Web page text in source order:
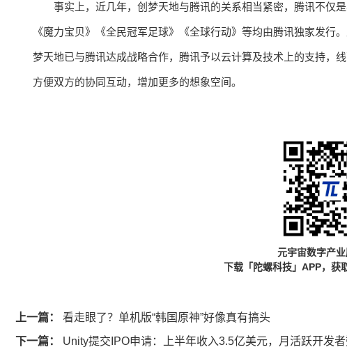
事实上，近几年，创梦天地与腾讯的关系相当紧密，腾讯不仅
《魔力宝贝》《全民冠军足球》《全球行动》等均由腾讯独家发行
梦天地已与腾讯达成战略合作，腾讯予以云计算及技术上的支持，
方便双方的协同互动，增加更多的想象空间。
元宇宙数字产
下载「陀螺科技」APP，获
上一篇： 看走眼了？单机版“韩国原神”好像真有搞头
下一篇： Unity提交IPO申请：上半年收入3.5亿美元，月活跃开发